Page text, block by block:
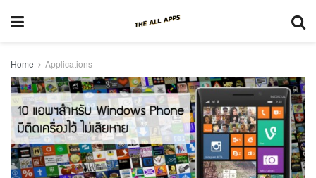
Home Applications